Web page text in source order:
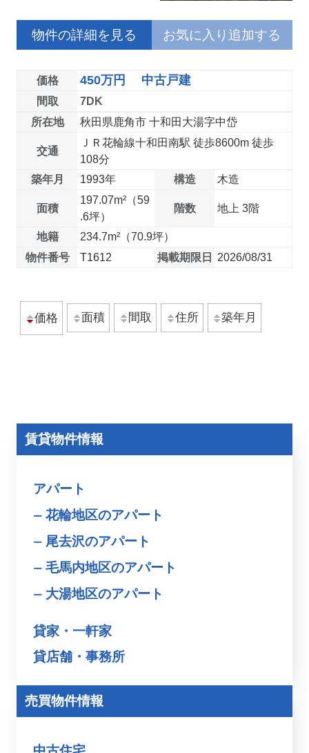
物件の詳細を見る お気に入り追加する
価格 450万円 中古戸建
間取
7DK
所在地
秋田県鹿角市 十和田大湯字中岱
交通
ＪＲ花輪線十和田南駅 徒歩8600m 徒歩
108分
築年月
1993年 構造 木造
面積
197.07m²（59
.6坪）
階数 地上 3階
地籍
234.7m²（70.9坪）
物件番号
T1612 掲載期限日 2026/08/31
価格 面積 間取 住所 築年月
賃貸物件情報
アパート
花輪地区のアパート
尾去沢のアパート
毛馬内地区のアパート
大湯地区のアパート
貸家・一軒家
貸店舗・事務所
売買物件情報